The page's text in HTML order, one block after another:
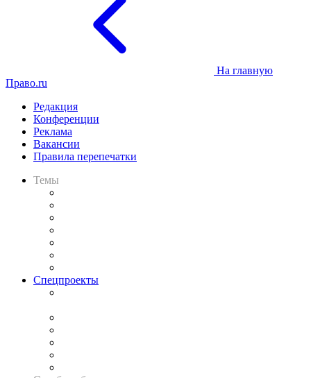
На главную
Право.ru
Редакция
Конференции
Реклама
Вакансии
Правила перепечатки
Темы
Спецпроекты